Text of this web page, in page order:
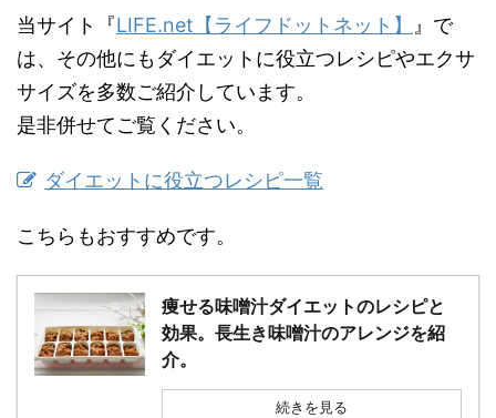
当サイト『LIFE.net【ライフドットネット】
』で
は、その他にもダイエットに役立つレシピやエクサ
サイズを多数ご紹介しています。
是非併せてご覧ください。
ダイエットに役立つレシピ一覧
こちらもおすすめです。
痩せる味噌汁ダイエットのレシピと
効果。長生き味噌汁のアレンジを紹
介。
続きを見る